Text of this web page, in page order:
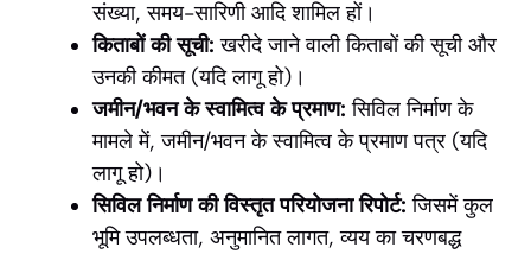
संख्या, समय-सारिणी आदि शामिल हों।
किताबों की सूची: खरीदे जाने वाली किताबों की सूची और
उनकी कीमत (यदि लागू हो)।
जमीन/भवन के स्वामित्व के प्रमाण: सिविल निर्माण के
मामले में, जमीन/भवन के स्वामित्व के प्रमाण पत्र (यदि
लागू हो)।
सिविल निर्माण की विस्तृत परियोजना रिपोर्ट: जिसमें कुल
भूमि उपलब्धता, अनुमानित लागत, व्यय का चरणबद्ध